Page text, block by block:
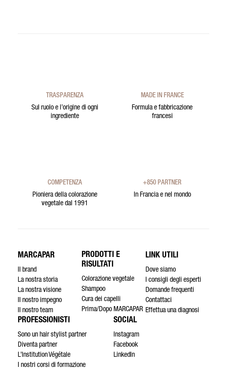
TRASPARENZA
Sul ruolo e l’origine di ogni
ingrediente
MADE IN FRANCE
Formula e fabbricazione
francesi
COMPETENZA
Pioniera della colorazione
vegetale dal 1991
+850 PARTNER
In Francia e nel mondo
MARCAPAR
Il brand
La nostra storia
La nostra visione
Il nostro impegno
Il nostro team
PRODOTTI E
RISULTATI
Colorazione vegetale
Shampoo
Cura dei capelli
Prima/Dopo MARCAPAR
LINK UTILI
Dove siamo
I consigli degli esperti
Domande frequenti
Contattaci
Effettua una diagnosi
PROFESSIONISTI
Sono un hair stylist partner
Diventa partner
L’Institution Végétale
I nostri corsi di formazione
SOCIAL
Instagram
Facebook
LinkedIn